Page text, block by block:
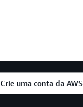
Crie uma conta da AWS